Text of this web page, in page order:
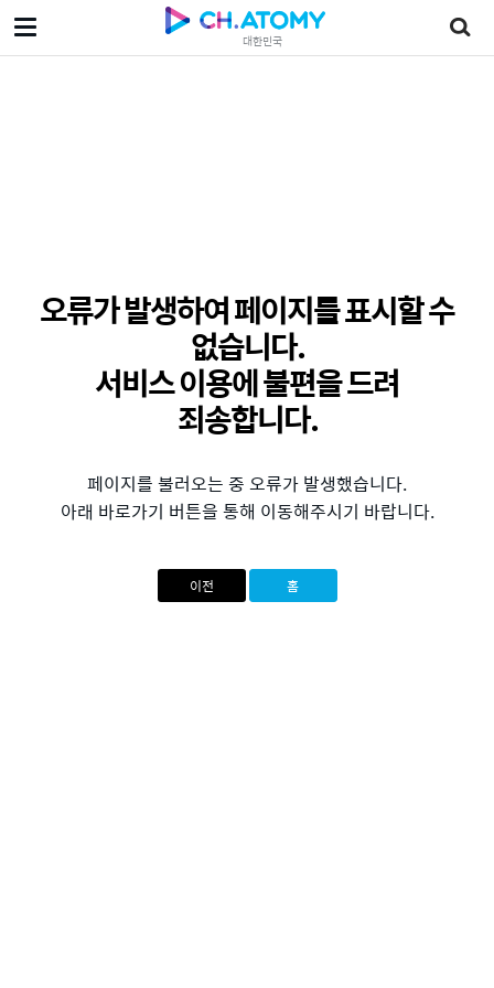
대한민국
오류가 발생하여 페이지를 표시할 수
없습니다.
서비스 이용에 불편을 드려
죄송합니다.
페이지를 불러오는 중 오류가 발생했습니다.
아래 바로가기 버튼을 통해 이동해주시기 바랍니다.
이전 홈